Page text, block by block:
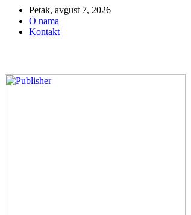
Petak, avgust 7, 2026
O nama
Kontakt